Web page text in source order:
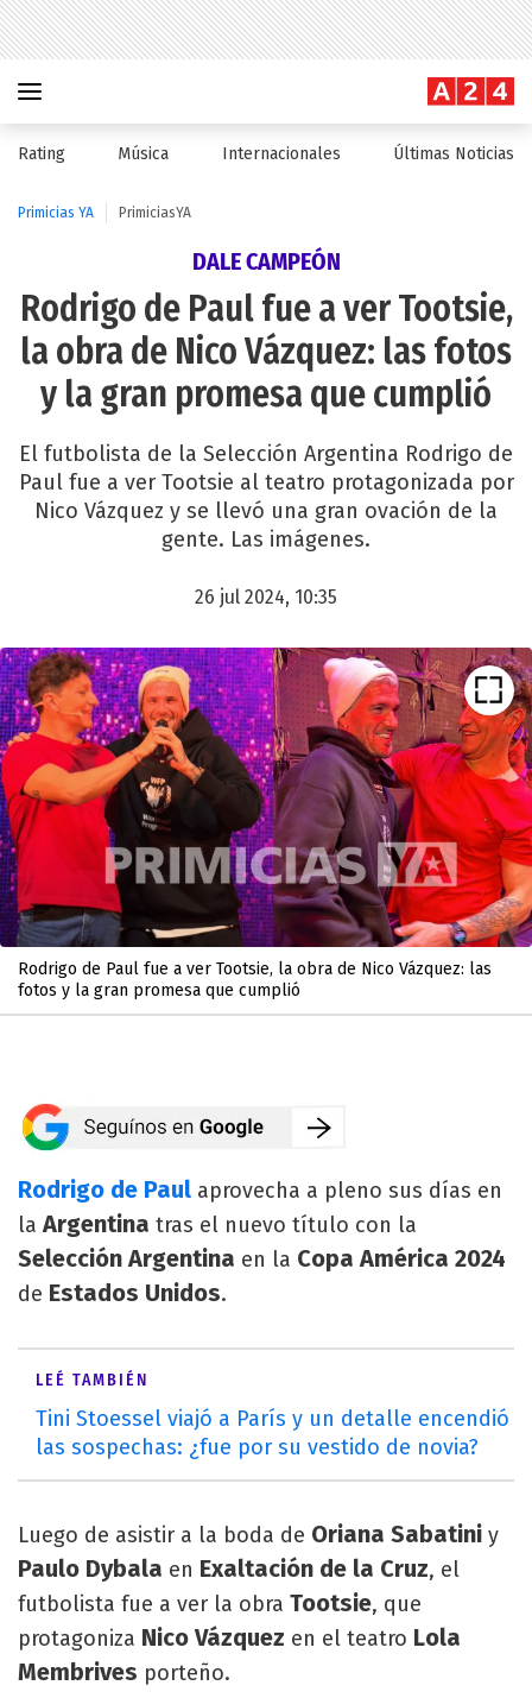
Rating Música Internacionales Últimas Noticias
Primicias YA PrimiciasYA
DALE CAMPEÓN
Rodrigo de Paul fue a ver Tootsie,
la obra de Nico Vázquez: las fotos
y la gran promesa que cumplió
El futbolista de la Selección Argentina Rodrigo de
Paul fue a ver Tootsie al teatro protagonizada por
Nico Vázquez y se llevó una gran ovación de la
gente. Las imágenes.
26 jul 2024, 10:35
Rodrigo de Paul fue a ver Tootsie, la obra de Nico Vázquez: las
fotos y la gran promesa que cumplió
Rodrigo de Paul aprovecha a pleno sus días en
laArgentina tras el nuevo título con la
Selección Argentina en la Copa América 2024
de Estados Unidos.
LEÉ TAMBIÉN
Tini Stoessel viajó a París y un detalle encendió
las sospechas: ¿fue por su vestido de novia?
Luego de asistir a la boda de Oriana Sabatini y
Paulo Dybala en Exaltación de la Cruz, el
futbolista fue a ver la obra Tootsie, que
protagoniza Nico Vázquez en el teatro Lola
Membrives porteño.